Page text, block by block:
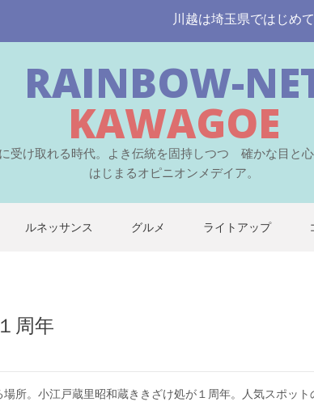
川越は埼玉県ではじめて市制
RAINBOW-
KAWAGOE
受け取れる時代。よき伝統を固持しつつ 確かな目と
はじまるオピニオンメデイア。
ルネッサンス グルメ ライトアップ
周年
所。小江戸蔵里昭和蔵ききざけ処が１周年。人気スポット